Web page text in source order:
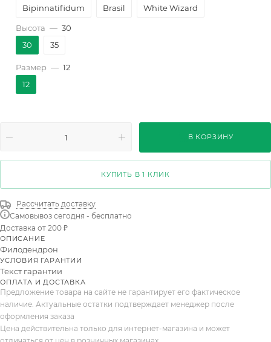
Bipinnatifidum Brasil White Wizard
Pink Marble
Painted Lady
Ring of Fire
Strawberry Shake
Cream Splash
Birkin-congo Selloum Mix
Melinoniigold Green Pricess
Империал Ред
Высота — 30
30
35
Размер — 12
12
В КОРЗИНУ
КУПИТЬ В 1 КЛИК
Рассчитать доставку
Самовывоз сегодня - бесплатно
Доставка от 200 ₽
ОПИСАНИЕ
Филодендрон
УСЛОВИЯ ГАРАНТИИ
Текст гарантии
ОПЛАТА И ДОСТАВКА
Предложение товара на сайте не гарантирует его фактическое
наличие. Актуальные остатки подтверждает менеджер после
оформления заказа
Цена действительна только для интернет-магазина и может